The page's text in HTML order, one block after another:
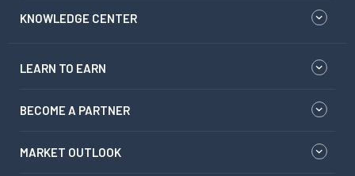
KNOWLEDGE CENTER
LEARN TO EARN
BECOME A PARTNER
MARKET OUTLOOK